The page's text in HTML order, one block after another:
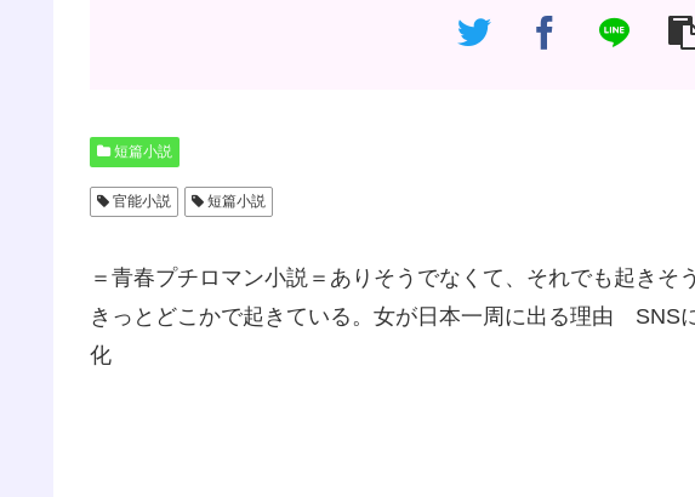
短篇小説
官能小説 短篇小説
＝青春プチロマン小説＝ありそうでなくて、それでも起きそ
きっとどこかで起きている。女が日本一周に出る理由 SNS
化